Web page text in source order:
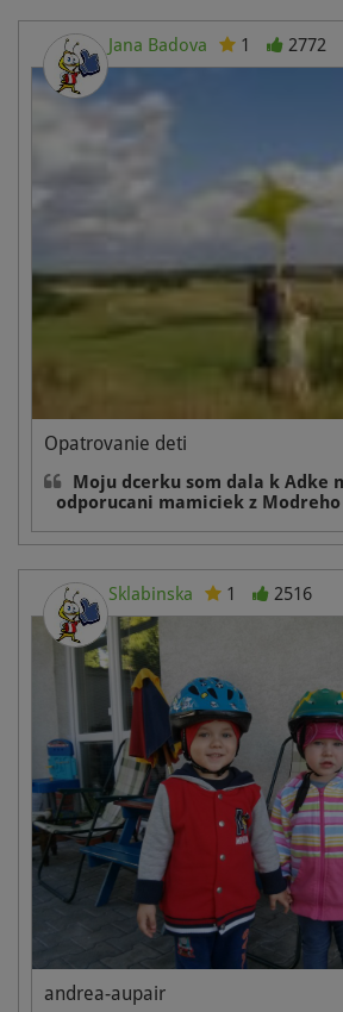
Jana Badova 1 2772
Opatrovanie deti
Moju dcerku som dala k Adke
odporucani mamiciek z
Sklabinska 1 2516
andrea-aupair